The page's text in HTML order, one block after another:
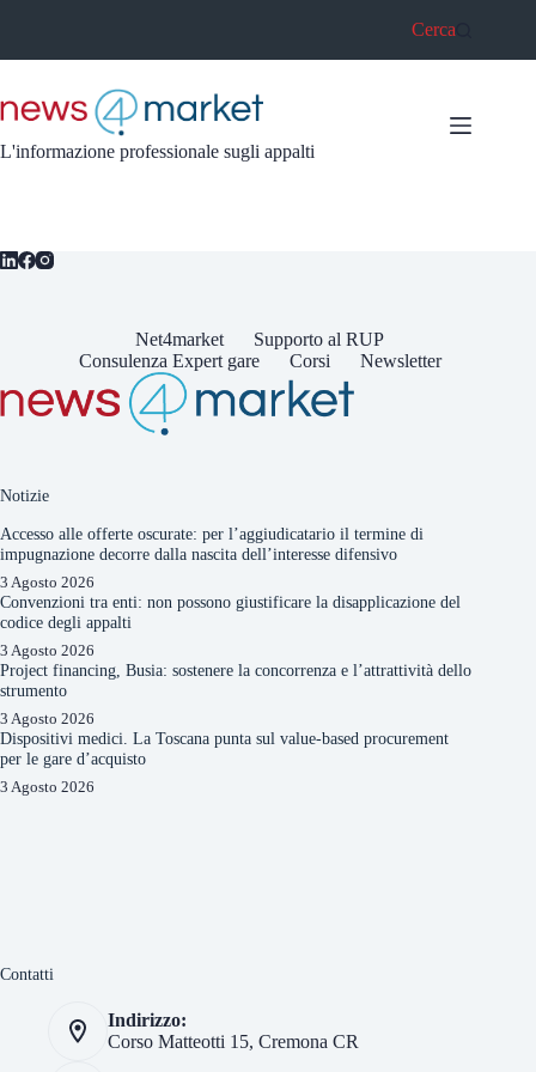
Cerca
L'informazione professionale sugli appalti
Net4market
Supporto al RUP
Consulenza Expert gare
Corsi Newsletter
Notizie
Accesso alle offerte oscurate: per l’aggiudicatario il termine di
impugnazione decorre dalla nascita dell’interesse difensivo
3 Agosto 2026
Convenzioni tra enti: non possono giustificare la disapplicazione del
codice degli appalti
3 Agosto 2026
Project financing, Busia: sostenere la concorrenza e l’attrattività dello
strumento
3 Agosto 2026
Dispositivi medici. La Toscana punta sul value-based procurement
per le gare d’acquisto
3 Agosto 2026
Contatti
Indirizzo:
Corso Matteotti 15, Cremona CR